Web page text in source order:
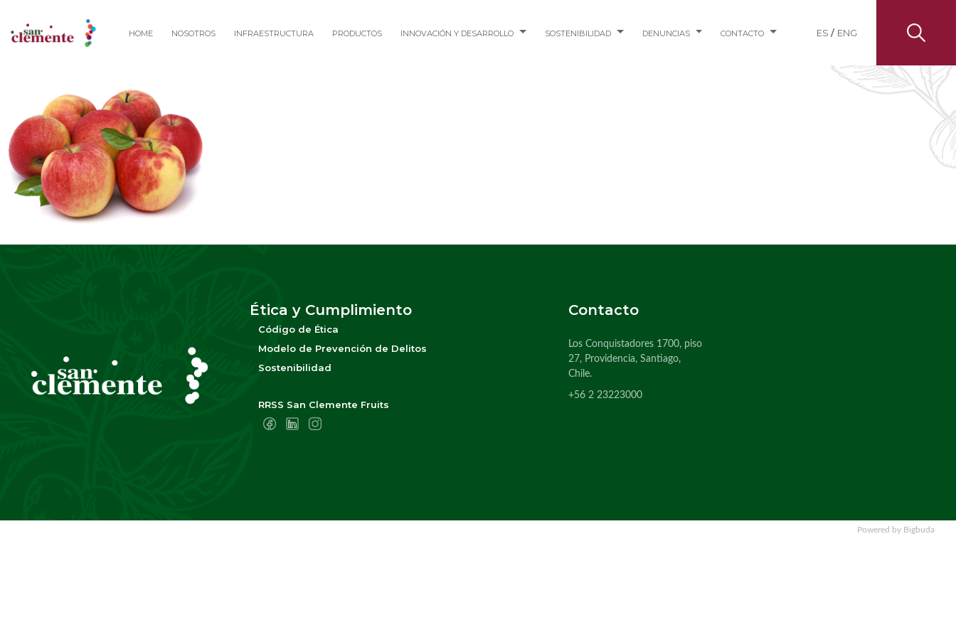
HOME NOSOTROS INFRAESTRUCTURA PRODUCTOS INNOVACIÓN Y DESARROLLO SOSTENIBILIDAD DENUNCIAS CONTACTO ES / ENG
Ética y Cumplimiento
Código de Ética
Modelo de Prevención de Delitos
Sostenibilidad
RRSS San Clemente Fruits
Contacto
Los Conquistadores 1700, piso
27, Providencia, Santiago,
Chile.
+56 2 23223000
Powered by Bigbuda